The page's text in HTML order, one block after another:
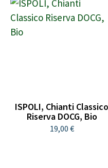
ISPOLI, Chianti Classico
Riserva DOCG, Bio
19,00 €